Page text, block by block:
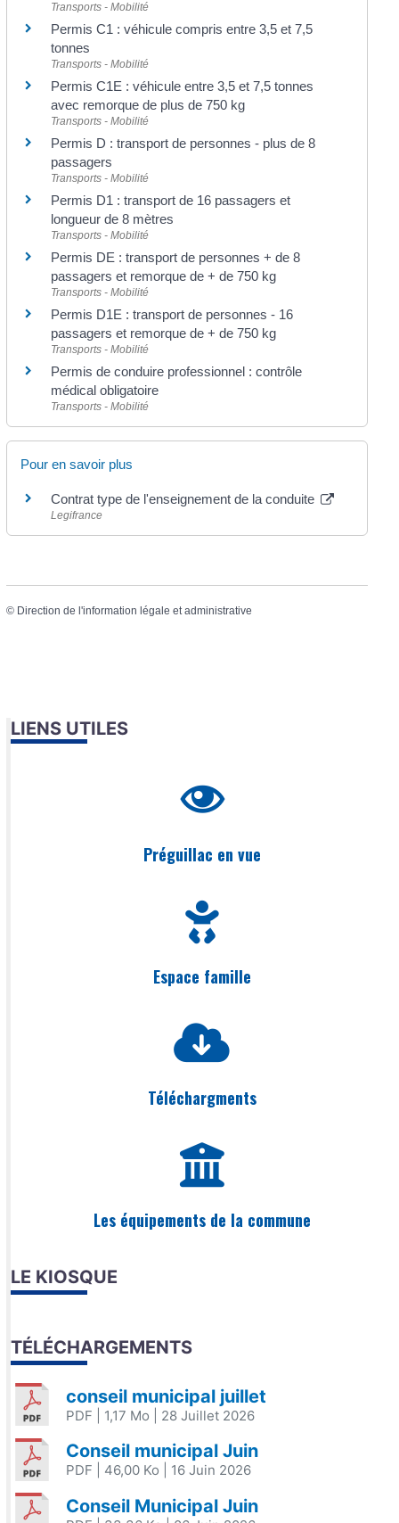
Transports - Mobilité
Permis C1 : véhicule compris entre 3,5 et 7,5
tonnes
Transports - Mobilité
Permis C1E : véhicule entre 3,5 et 7,5 tonnes
avec remorque de plus de 750 kg
Transports - Mobilité
Permis D : transport de personnes - plus de 8
passagers
Transports - Mobilité
Permis D1 : transport de 16 passagers et
longueur de 8 mètres
Transports - Mobilité
Permis DE : transport de personnes + de 8
passagers et remorque de + de 750 kg
Transports - Mobilité
Permis D1E : transport de personnes - 16
passagers et remorque de + de 750 kg
Transports - Mobilité
Permis de conduire professionnel : contrôle
médical obligatoire
Transports - Mobilité
Pour en savoir plus
Contrat type de l'enseignement de la conduite
Legifrance
© Direction de l'information légale et administrative
LIENS UTILES
Préguillac en vue
Espace famille
Téléchargments
Les équipements de la commune
LE KIOSQUE
TÉLÉCHARGEMENTS
conseil municipal juillet
PDF | 1,17 Mo | 28 Juillet 2026
Conseil municipal Juin
PDF | 46,00 Ko | 16 Juin 2026
Conseil Municipal Juin